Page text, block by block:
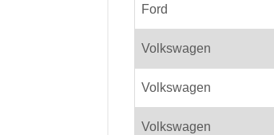
Ford
Volkswagen
Volkswagen
Volkswagen